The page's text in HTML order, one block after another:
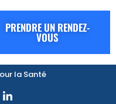
PRENDRE UN RENDEZ-
VOUS
la Santé